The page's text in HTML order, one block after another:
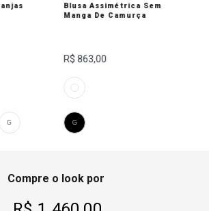
G
Blusa Assimétrica Sem
Manga De Camurça
R$ 863,00
G
Compre o look por